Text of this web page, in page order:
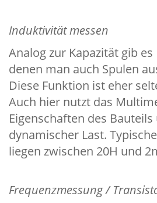
Induktivität messen
Analog zur Kapazität gib
denen man auch Spulen
Diese Funktion ist eher
Auch hier nutzt das
Eigenschaften des
dynamischer Last.
liegen zwischen 20H und
Frequenzmessung /